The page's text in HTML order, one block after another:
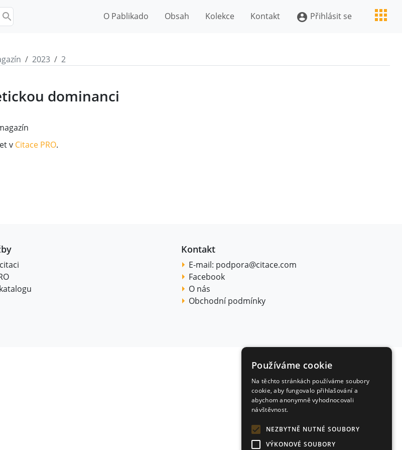
O Pablikado Obsah Kolekce Kontakt account_circle Přihlásit se
2023
2
dominanci
v Citace PRO.
Kontakt
E-mail: podpora@citace.com
Facebook
O nás
Obchodní podmínky
Používáme cookie
Na těchto stránkách používáme soubory
cookie, aby fungovalo přihlašování a
abychom anonymně vyhodnocovali
návštěvnost.
NEZBYTNĚ NUTNÉ SOUBORY
VÝKONOVÉ SOUBORY